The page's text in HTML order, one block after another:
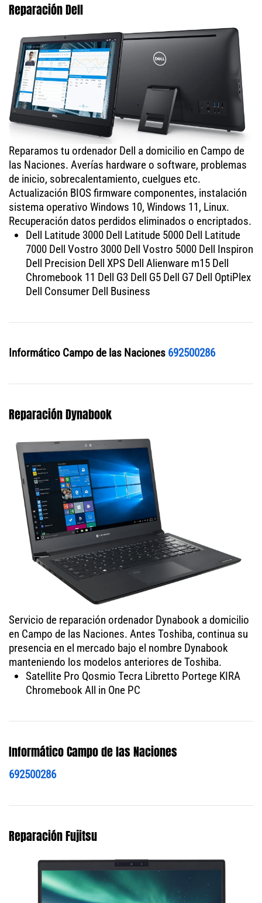
Reparación Dell
Reparamos tu ordenador Dell a domicilio en Campo de
las Naciones. Averías hardware o software, problemas
de inicio, sobrecalentamiento, cuelgues etc.
Actualización BIOS firmware componentes, instalación
sistema operativo Windows 10, Windows 11, Linux.
Recuperación datos perdidos eliminados o encriptados.
Dell Latitude 3000 Dell Latitude 5000 Dell Latitude
7000 Dell Vostro 3000 Dell Vostro 5000 Dell Inspiron
Dell Precision Dell XPS Dell Alienware m15 Dell
Chromebook 11 Dell G3 Dell G5 Dell G7 Dell OptiPlex
Dell Consumer Dell Business
Informático Campo de las Naciones 692500286
Reparación Dynabook
Servicio de reparación ordenador Dynabook a domicilio
en Campo de las Naciones. Antes Toshiba, continua su
presencia en el mercado bajo el nombre Dynabook
manteniendo los modelos anteriores de Toshiba.
Satellite Pro Qosmio Tecra Libretto Portege KIRA
Chromebook All in One PC
Informático Campo de las Naciones
692500286
Reparación Fujitsu